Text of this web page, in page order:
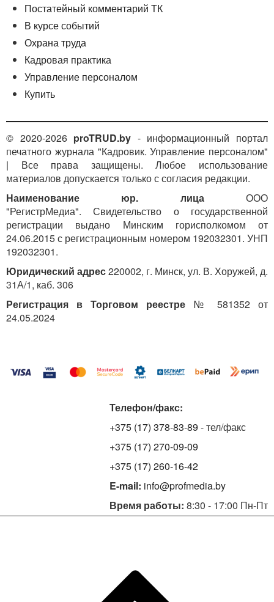
Постатейный комментарий ТК
В курсе событий
Охрана труда
Кадровая практика
Управление персоналом
Купить
© 2020-2026 proTRUD.by - информационный портал
печатного журнала "Кадровик. Управление персоналом"
| Все права защищены. Любое использование
материалов допускается только с согласия редакции.
Наименование юр. лицаООО
"РегистрМедиа". Свидетельство о государственной
регистрации выдано Минским горисполкомом от
24.06.2015 с регистрационным номером 192032301. УНП
192032301.
Юридический адрес220002, г. Минск, ул. В. Хоружей, д.
31А/1, каб. 306
Регистрация в Торговом реестре № 581352 от
24.05.2024
Телефон/факс:
+375 (17) 378-83-89 - тел/факс
+375 (17) 270-09-09
+375 (17) 260-16-42
E-mail: info@profmedia.by
Время работы: 8:30 - 17:00 Пн-Пт